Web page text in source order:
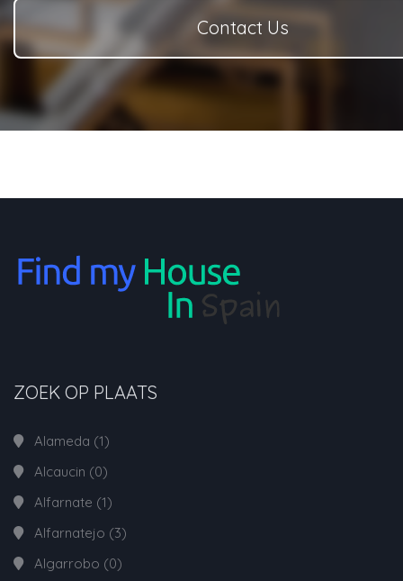
Contact Us
ZOEK OP PLAATS
Alameda (1)
Alcaucin (0)
Alfarnate (1)
Alfarnatejo (3)
Algarrobo (0)